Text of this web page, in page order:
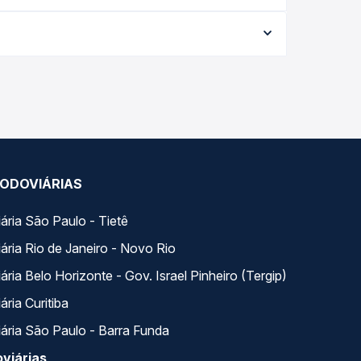
e garante a melhor oferta para o seu roteiro.
São Paulo - Tietê
Rio de Janeiro - Novo Rio
Belo Horizonte - Gov. Israel Pinheiro (Tergip)
Curitiba
São Paulo - Barra Funda